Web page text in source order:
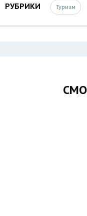
РУБРИКИ Туризм